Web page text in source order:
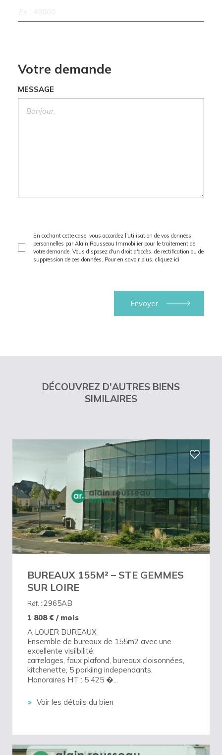
Votre demande
MESSAGE
En cochant cette case, vous accordez l'utilisation de vos données
personnelles par Alain Rousseau Immobilier pour le traitement de
votre demande. Vous disposez d'un droit d'accès, de rectification ou de
suppression de ces données. Pour en savoir plus, cliquez ici
DÉCOUVREZ D'AUTRES BIENS
SIMILAIRES
BUREAUX 155M² – STE GEMMES
SUR LOIRE
Réf. : 2965AB
1 808€ / mois
A LOUER BUREAUX
Ensemble de bureaux de 155m2 avec une
excellente visilbilité.
carrelages, faux plafond, bureaux cloisonnées,
kitchenette, 5 parkiing independants.
Honoraires HT : 5 425 �...
Voir les détails du bien